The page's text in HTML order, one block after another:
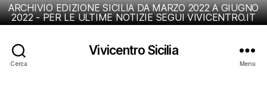
ARCHIVIO EDIZIONE SICILIA DA MARZO 2022 A GIUGNO
2022 - PER LE ULTIME NOTIZIE SEGUI VIVICENTRO.IT
Cerca
Vivicentro Sicilia
Menu